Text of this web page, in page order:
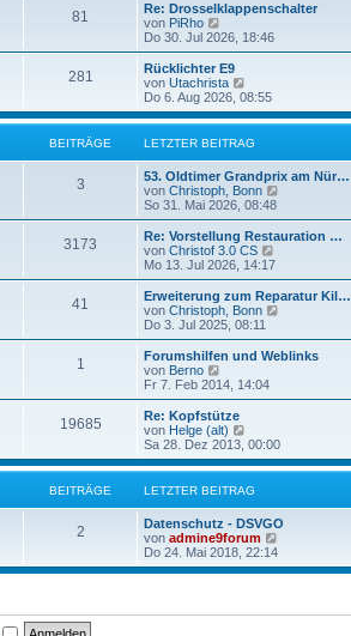
r
B
e
i
t
r
a
g
81
Re: Drosselklappenschalter
von PiRho
e
u
e
s
t
r
B
e
i
t
r
a
g
Do 30. Jul 2026, 18:46
281
Rücklichter E9
von Utachrista
e
u
e
s
r
B
e
i
t
r
a
g
Do 6. Aug 2026, 08:55
BEITRÄGE LETZTER BEITRAG
3
53. Oldtimer Grandprix am Nür…
von Christoph, Bonn
u
e
B
r
So 31. Mai 2026, 08:48
3173
Re: Vorstellung Restauration …
von Christof 3.0 CS
e
u
e
s
t
B
g
Mo 13. Jul 2026, 14:17
41
Erweiterung zum Reparatur Kil…
von Christoph, Bonn
u
e
e
i
t
g
Do 3. Jul 2025, 08:11
1
Forumshilfen und Weblinks
von Berno
e
u
e
s
t
r
B
e
i
t
r
a
g
Fr 7. Feb 2014, 14:04
19685
Re: Kopfstütze
von Helge (alt)
e
u
e
s
r
B
e
i
a
Sa 28. Dez 2013, 00:00
BEITRÄGE LETZTER BEITRAG
2
Datenschutz - DSVGO
von admine9forum
u
Do 24. Mai 2018, 22:14